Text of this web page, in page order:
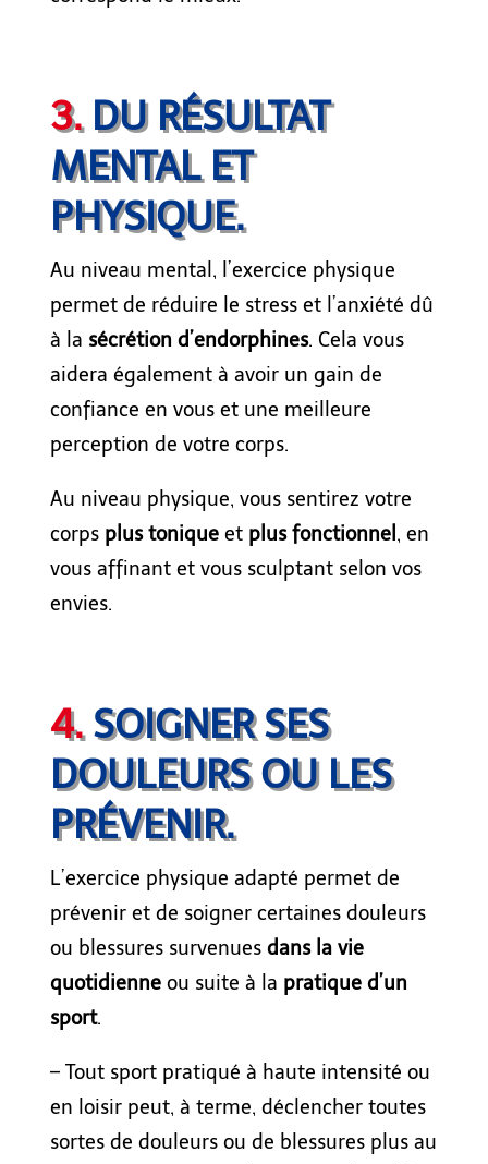
3.DU RÉSULTAT
MENTAL ET
PHYSIQUE.
Au niveau mental, l’exercice physique
permet de réduire le stress et l’anxiété dû
à la sécrétion d’endorphines. Celavous
aidera également à avoir un gain de
confiance envous et une meilleure
perception devotre corps.
Au niveau physique, vous sentirez votre
corps plus tonique et plus fonctionnel , en
vous affinantet vous sculptant selon vos
envies.
4.SOIGNER SES
DOULEURS OU LES
PRÉVENIR.
L’exercice physique adapté permet de
prévenir et de soigner certaines douleurs
ou blessures survenues dans la vie
quotidienne ou suite à la pratique d’un
sport.
– Tout sport pratiqué à haute intensitéou
en loisir peut, à terme, déclencher toutes
sortes dedouleurs ou de blessures plus au